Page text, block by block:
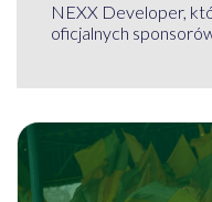
NEXX Developer,
oficjalnych sponsorów